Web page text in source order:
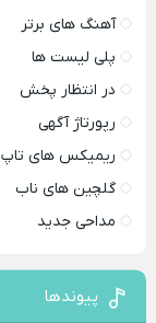
آهنگ های برتر
پلی لیست ها
در انتظار پخش
رپورتاژ آگهی
ریمیکس های تاپ
گلچین های ناب
مداحی جدید
پیوندها